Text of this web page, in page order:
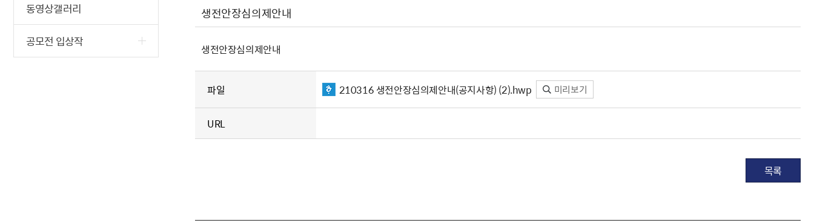
동영상갤러리
공모전 입상작
생전안장심의제안내
생전안장심의제안내
파일 210316 생전안장심의제안내(공지사항) (2).hwp 미리보기
URL
목록